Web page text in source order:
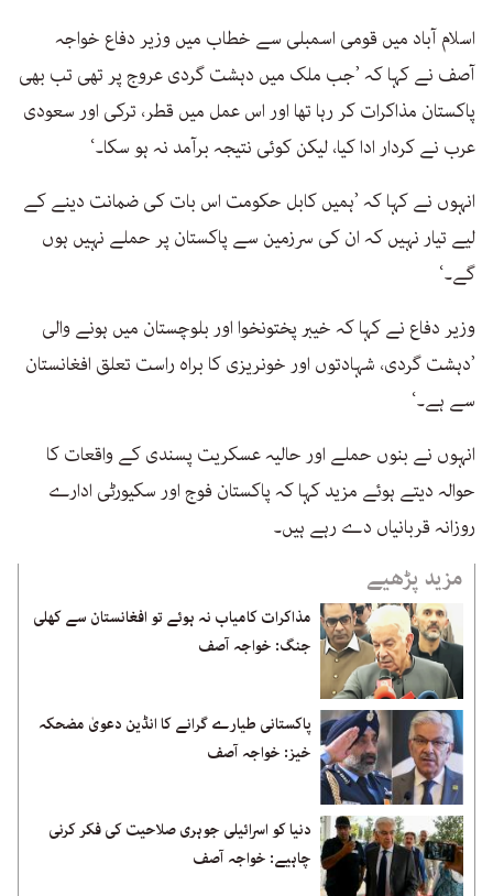
اسلام آباد میں قومی اسمبلی سے خطاب میں وزیر دفاع خواجہ
آصف نے کہا کہ ’جب ملک میں دہشت گردی عروج پر تھی تب بھی
پاکستان مذاکرات کر رہا تھا اور اس عمل میں قطر، ترکی اور سعودی
عرب نے کردار ادا کیا، لیکن کوئی نتیجہ برآمد نہ ہو سکا۔‘
انہوں نے کہا کہ ’ہمیں کابل حکومت اس بات کی ضمانت دینے کے
لیے تیار نہیں کہ ان کی سرزمین سے پاکستان پر حملے نہیں ہوں
گے۔‘
وزیر دفاع نے کہا کہ خیبر پختونخوا اور بلوچستان میں ہونے والی
’دہشت گردی، شہادتوں اور خونریزی کا براہ راست تعلق افغانستان
سے ہے۔‘
انہوں نے بنوں حملے اور حالیہ عسکریت پسندی کے واقعات کا
حوالہ دیتے ہوئے مزید کہا کہ پاکستان فوج اور سکیورٹی ادارے
روزانہ قربانیاں دے رہے ہیں۔
مزید پڑھیے
مذاکرات کامیاب نہ ہوئے تو افغانستان سے کھلی
جنگ: خواجہ آصف
پاکستانی طیارے گرانے کا انڈین دعویٰ مضحکہ
خیز: خواجہ آصف
دنیا کو اسرائیلی جوہری صلاحیت کی فکر کرنی
چاہیے: خواجہ آصف